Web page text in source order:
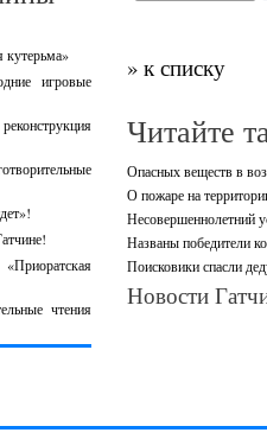
кутерьма»
игровые
чтения
» к списку
Читайте
Опасных веществ в
О пожаре на
Несовершеннолетний
Названы победители
Поисковики спасли
Новости